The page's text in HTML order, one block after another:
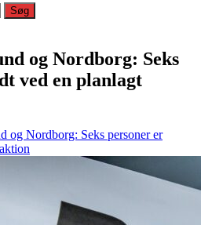
og Nordborg: Seks
ved en planlagt
og Nordborg: Seks personer er